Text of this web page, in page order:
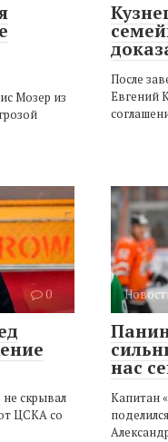
Мозер из
После
Евгений
0
скрывал
ЦСКА со
нас
Капитан